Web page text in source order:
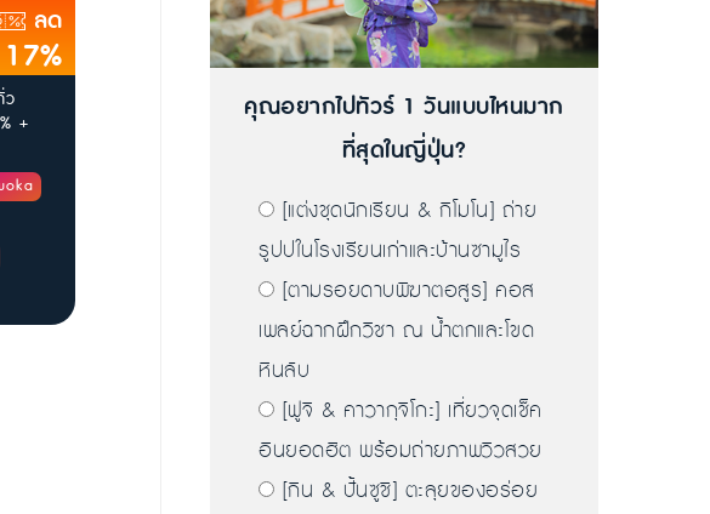
ลด
17%
ว
+
คุณอยากไปทัวร์ 1 วันแบบไหนมาก
ที่สุดในญี่ปุ่น?
[แต่งชุดนักเรียน & กิโมโน] ถ่าย
รูปปในโรงเรียนเก่าและบ้านซามูไร
[ตามรอยดาบพิฆาตอสูร] คอส
เพลย์ฉากฝึกวิชา ณ น้ำตกและโขด
หินลับ
[ฟูจิ & คาวากุจิโกะ] เที่ยวจุดเช็ค
อินยอดฮิต พร้อมถ่ายภาพวิวสวย
[กิน & ปั้นซูชิ] ตะลุยของอร่อย